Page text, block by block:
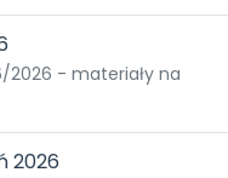
2026 - materiały na
2026